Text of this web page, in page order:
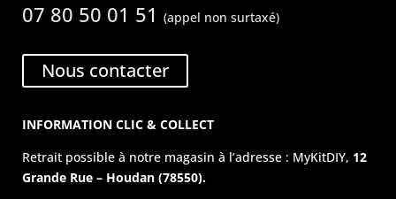
07 80 50 01 51(appel non surtaxé)
Nous contacter
INFORMATION CLIC & COLLECT
Retrait possible à notre magasin à l’adresse : MyKitDIY, 12
Grande Rue – Houdan (78550).